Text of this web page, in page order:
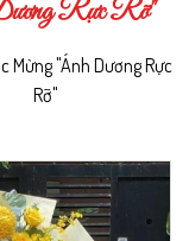
Rực Rỡ"
Mừng "Ánh Dương Rực
Rỡ"